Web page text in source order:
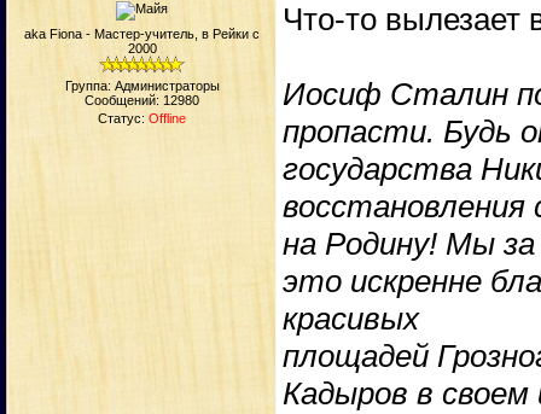
aka Fiona - Мастер-учитель, в Рейки с
2000
Группа: Администраторы
Сообщений: 12980
Статус: Offline
Что-то вылезает
Иосиф Сталин
пропасти. Будь
государства
восстановления
на Родину! Мы за
это искренне
красивых
площадей
Кадыров в